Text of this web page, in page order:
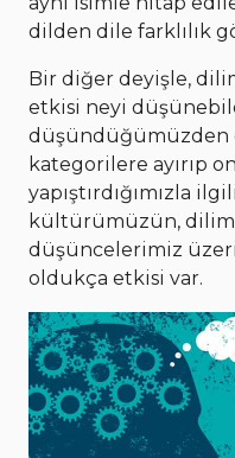
dilden dile farklılık
Bir diğer deyişle,
etkisi neyi
düşündüğümüzden
kategorilere ayırıp
yapıştırdığımızla
kültürümüzün,
düşüncelerimiz
oldukça etkisi var.